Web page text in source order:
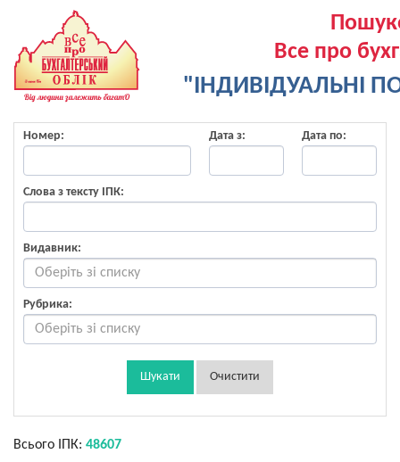
Все про
"ІНДИВІДУАЛЬНІ
Номер: Дата з: Дата по:
Слова з тексту ІПК:
Видавник:
Рубрика:
Шукати Очистити
Всього ІПК: 48607